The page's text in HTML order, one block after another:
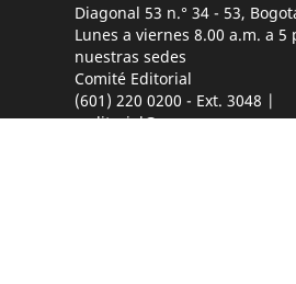
Diagonal 53 n.° 34 - 53,
Lunes a viernes 8.00 a.m. a 5
nuestras sedes
Comité Editorial
(601) 220 0200 - Ext. 3048 |
ceditorial@sgc.gov.co